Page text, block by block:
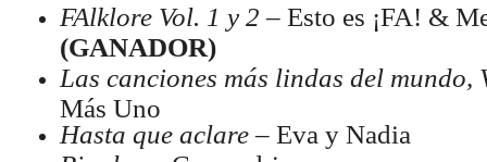
FAlklore Vol. 1 y 2 – Esto es ¡FA! &
(GANADOR)
Las canciones más lindas del mundo,
Más Uno
Hasta que aclare– Eva y Nadia